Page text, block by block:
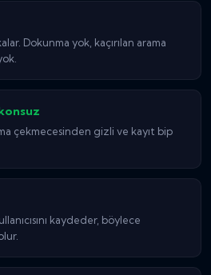
Dokunma yok, kaçırılan arama
çekmecesinden gizli ve kayıt bip
kaydeder, böylece